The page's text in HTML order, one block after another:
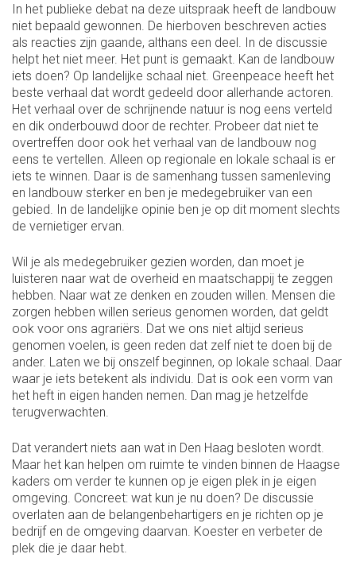
In het publieke debat na deze uitspraak heeft de landbouw
niet bepaald gewonnen. De hierboven beschreven acties
als reacties zijn gaande, althans een deel. In de discussie
helpt het niet meer. Het punt is gemaakt. Kan de landbouw
iets doen? Op landelijke schaal niet. Greenpeace heeft het
beste verhaal dat wordt gedeeld door allerhande actoren.
Het verhaal over de schrijnende natuur is nog eens verteld
en dik onderbouwd door de rechter. Probeer dat niet te
overtreffen door ook het verhaal van de landbouw nog
eens te vertellen. Alleen op regionale en lokale schaal is er
iets te winnen. Daar is de samenhang tussen samenleving
en landbouw sterker en ben je medegebruiker van een
gebied. In de landelijke opinie ben je op dit moment slechts
de vernietiger ervan.
Wil je als medegebruiker gezien worden, dan moet je
luisteren naar wat de overheid en maatschappij te zeggen
hebben. Naar wat ze denken en zouden willen. Mensen die
zorgen hebben willen serieus genomen worden, dat geldt
ook voor ons agrariërs. Dat we ons niet altijd serieus
genomen voelen, is geen reden dat zelf niet te doen bij de
ander. Laten we bij onszelf beginnen, op lokale schaal. Daar
waar je iets betekent als individu. Dat is ook een vorm van
het heft in eigen handen nemen. Dan mag je hetzelfde
terugverwachten.
Dat verandert niets aan wat in Den Haag besloten wordt.
Maar het kan helpen om ruimte te vinden binnen de Haagse
kaders om verder te kunnen op je eigen plek in je eigen
omgeving. Concreet: wat kun je nu doen? De discussie
overlaten aan de belangenbehartigers en je richten op je
bedrijf en de omgeving daarvan. Koester en verbeter de
plek die je daar hebt.